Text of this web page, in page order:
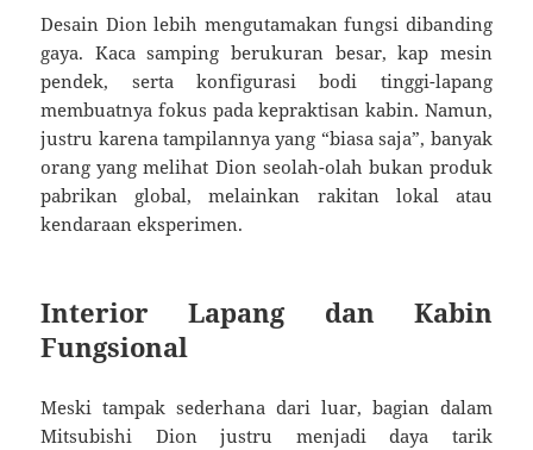
Desain Dion lebih mengutamakan fungsi dibanding
gaya. Kaca samping berukuran besar, kap mesin
pendek, serta konfigurasi bodi tinggi-lapang
membuatnya fokus pada kepraktisan kabin. Namun,
justru karena tampilannya yang “biasa saja”, banyak
orang yang melihat Dion seolah-olah bukan produk
pabrikan global, melainkan rakitan lokal atau
kendaraan eksperimen.
Interior Lapang dan Kabin
Fungsional
Meski tampak sederhana dari luar, bagian dalam
Mitsubishi Dion justru menjadi daya tarik